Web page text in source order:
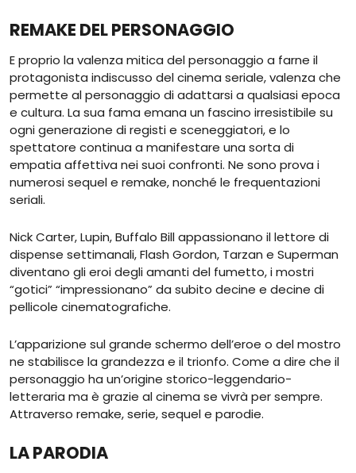
REMAKE DEL PERSONAGGIO
E proprio la valenza mitica del personaggio a farne il
protagonista indiscusso del cinema seriale, valenza che
permette al personaggio di adattarsi a qualsiasi epoca
e cultura. La sua fama emana un fascino irresistibile su
ogni generazione di registi e sceneggiatori, e lo
spettatore continua a manifestare una sorta di
empatia affettiva nei suoi confronti. Ne sono prova i
numerosi sequel e remake, nonché le frequentazioni
seriali.
Nick Carter, Lupin, Buffalo Bill appassionano il lettore di
dispense settimanali, Flash Gordon, Tarzan e Superman
diventano gli eroi degli amanti del fumetto, i mostri
“gotici” “impressionano” da subito decine e decine di
pellicole cinematografiche.
L’apparizione sul grande schermo dell’eroe o del mostro
ne stabilisce la grandezza e il trionfo. Come a dire che il
personaggio ha un’origine storico-leggendario-
letteraria ma è grazie al cinema se vivrà per sempre.
Attraverso remake, serie, sequel e parodie.
LA PARODIA